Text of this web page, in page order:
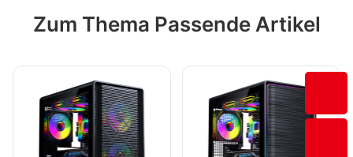
Zum Thema Passende Artikel